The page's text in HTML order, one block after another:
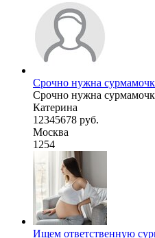
Срочно нужна
Срочно нужна
Катерина
12345678 руб.
Москва
1254
Ищем ответственную